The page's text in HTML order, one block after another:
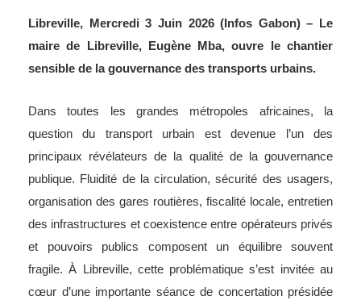
Libreville, Mercredi 3 Juin 2026 (Infos Gabon) – Le
maire de Libreville, Eugène Mba, ouvre le chantier
sensible de la gouvernance des transports urbains.
Dans toutes les grandes métropoles africaines, la
question du transport urbain est devenue l’un des
principaux révélateurs de la qualité de la gouvernance
publique. Fluidité de la circulation, sécurité des usagers,
organisation des gares routières, fiscalité locale, entretien
des infrastructures et coexistence entre opérateurs privés
et pouvoirs publics composent un équilibre souvent
fragile. À Libreville, cette problématique s’est invitée au
cœur d’une importante séance de concertation présidée